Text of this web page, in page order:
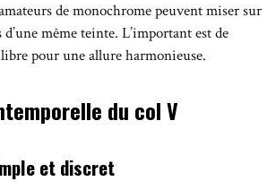
de monochrome peuvent miser sur
même teinte. L’important est de
pour une allure harmonieuse.
du col V
et discret